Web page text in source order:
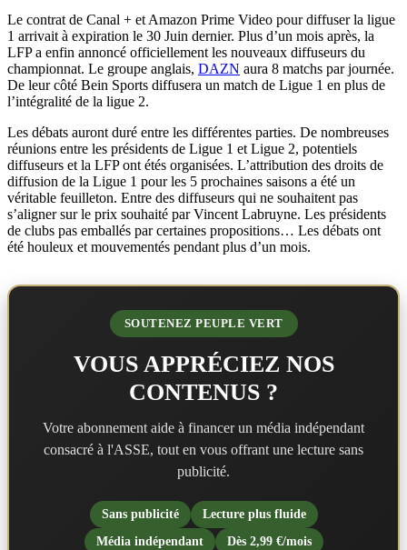
Le contrat de Canal + et Amazon Prime Video pour diffuser la ligue
1 arrivait à expiration le 30 Juin dernier. Plus d’un mois après, la
LFP a enfin annoncé officiellement les nouveaux diffuseurs du
championnat. Le groupe anglais, DAZN aura 8 matchs par journée.
De leur côté Bein Sports diffusera un match de Ligue 1 en plus de
l’intégralité de la ligue 2.
Les débats auront duré entre les différentes parties. De nombreuses
réunions entre les présidents de Ligue 1 et Ligue 2, potentiels
diffuseurs et la LFP ont étés organisées. L’attribution des droits de
diffusion de la Ligue 1 pour les 5 prochaines saisons a été un
véritable feuilleton. Entre des diffuseurs qui ne souhaitent pas
s’aligner sur le prix souhaité par Vincent Labruyne. Les présidents
de clubs pas emballés par certaines propositions… Les débats ont
été houleux et mouvementés pendant plus d’un mois.
SOUTENEZ PEUPLE VERT
VOUS APPRÉCIEZ NOS
CONTENUS ?
Votre abonnement aide à financer un média indépendant
consacré à l'ASSE, tout en vous offrant une lecture sans
publicité.
Sans publicité
Lecture plus fluide
Média indépendant
Dès 2,99 €/mois